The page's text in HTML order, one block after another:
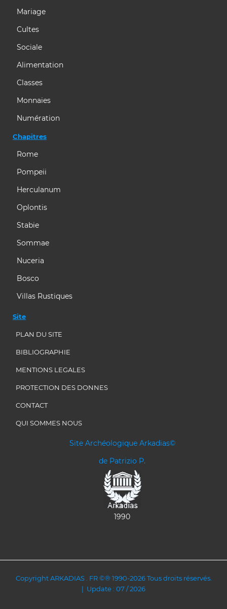
Mariage
Cultes
Sociale
Alimentation
Classes
Monnaies
Numération
Chapitres
Rome
Pompeii
Herculanum
Oplontis
Stabie
Sommae
Nuceria
Bosco
Villas Rustiques
Site
PLAN DU SITE
BIBLIOGRAPHIE
MENTIONS LEGALES
PROTECTION DES DONNES
CONTACT
QUI SOMMES NOUS
Site Archéologique Arkadias©
de Patrizio P.
1990
Copyright ARKADIAS . FR ©® 1990-2026 Tous droits réservés.
| Update : 07 / 2026